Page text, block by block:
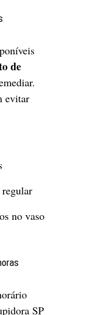
de
evitar
no vaso
SP